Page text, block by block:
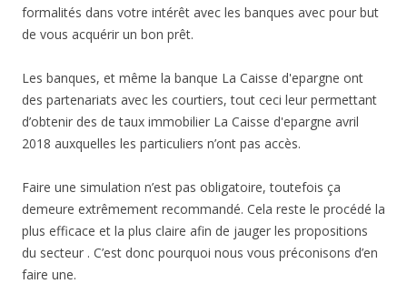
formalités dans votre intérêt avec les banques avec pour but
de vous acquérir un bon prêt.
Les banques, et même la banque La Caisse d'epargne ont
des partenariats avec les courtiers, tout ceci leur permettant
d’obtenir des de taux immobilier La Caisse d'epargne avril
2018 auxquelles les particuliers n’ont pas accès.
Faire une simulation n’est pas obligatoire, toutefois ça
demeure extrêmement recommandé. Cela reste le procédé la
plus efficace et la plus claire afin de jauger les propositions
du secteur . C’est donc pourquoi nous vous préconisons d’en
faire une.